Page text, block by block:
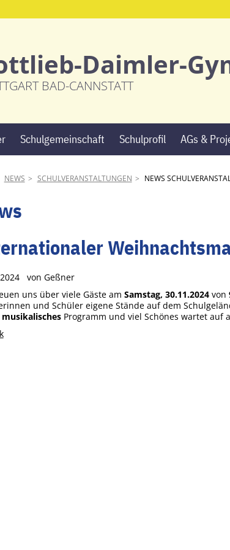
Daimler-
BAD-CANNSTATT
überspringen
Schulgemeinschaft Schulprofil AGs &
NEWS SCHULVERANSTALTUNGEN NEWS
von Geßner
uns über viele Gäste am Samstag, 30.11.2024von
und Schüler eigene Stände auf dem
musikalischesProgramm und viel Schönes wartet auf